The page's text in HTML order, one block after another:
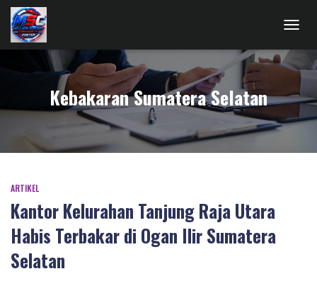
Kebakaran Sumatera Selatan
ARTIKEL
Kantor Kelurahan Tanjung Raja Utara
Habis Terbakar di Ogan Ilir Sumatera
Selatan